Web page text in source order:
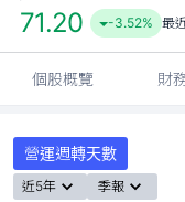
71.20 -3.52% 最
個股概覽 財
營運週轉天數
近5年 季報